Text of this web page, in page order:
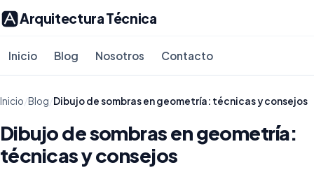
Arquitectura Técnica
Inicio Blog Nosotros Contacto
Inicio/Blog/Dibujo de sombras en geometría: técnicas y consejos
Dibujo de sombras en geometría:
técnicas y consejos